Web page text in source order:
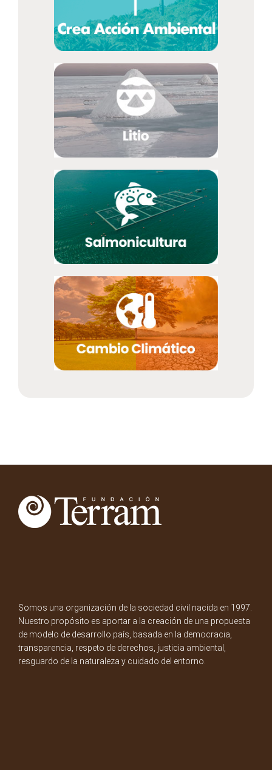
Somos una organización de la sociedad civil nacida en 1997.
Nuestro propósito es aportar a la creación de una propuesta
de modelo de desarrollo país, basada en la democracia,
transparencia, respeto de derechos, justicia ambiental,
resguardo de la naturaleza y cuidado del entorno.